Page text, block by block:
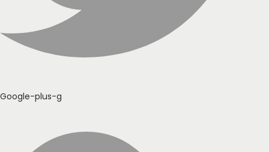
Google-plus-g